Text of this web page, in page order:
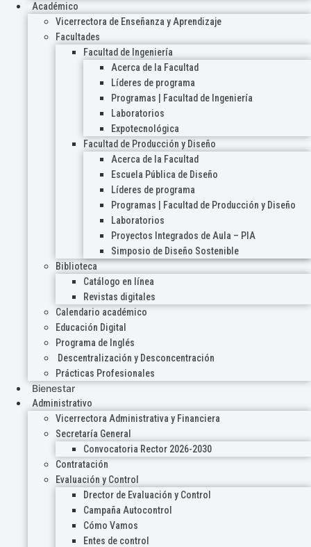
Académico
Vicerrectora de Enseñanza y Aprendizaje
Facultades
Facultad de Ingeniería
Acerca de la Facultad
Líderes de programa
Programas | Facultad de Ingeniería
Laboratorios
Expotecnológica
Facultad de Producción y Diseño
Acerca de la Facultad
Escuela Pública de Diseño
Líderes de programa
Programas | Facultad de Producción y Diseño
Laboratorios
Proyectos Integrados de Aula – PIA
Simposio de Diseño Sostenible
Biblioteca
Catálogo en línea
Revistas digitales
Calendario académico
Educación Digital
Programa de Inglés
Descentralización y Desconcentración
Prácticas Profesionales
Bienestar
Administrativo
Vicerrectora Administrativa y Financiera
Secretaría General
Convocatoria Rector 2026-2030
Contratación
Evaluación y Control
Drector de Evaluación y Control
Campaña Autocontrol
Cómo Vamos
Entes de control